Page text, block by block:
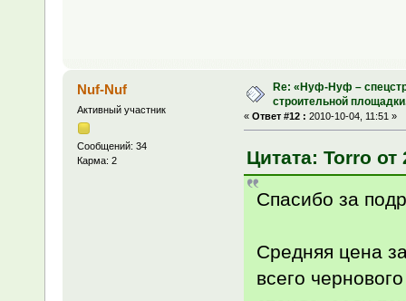
Nuf-Nuf
Активный участник
Сообщений: 34
Карма: 2
Re: «Нуф-Нуф –
строительной
« Ответ #12 : 2010-10-04, 11:51 »
Цитата: Torro от
Спасибо за
Средняя цена
всего